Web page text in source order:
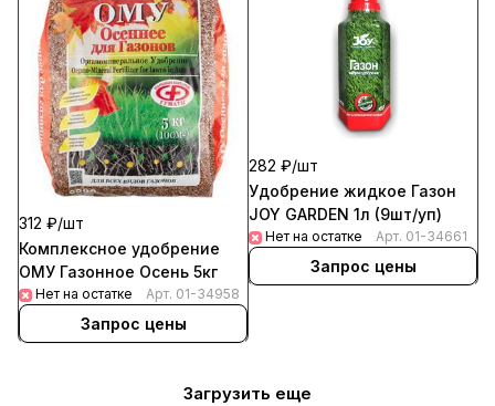
312 ₽/шт
Комплексное удобрение
ОМУ Газонное Осень 5кг
Нет на остатке Арт. 01-34958
Запрос цены
282 ₽/шт
Удобрение жидкое Газон
JOY GARDEN 1л (9шт/уп)
Нет на остатке Арт. 01-34661
Запрос цены
Загрузить еще